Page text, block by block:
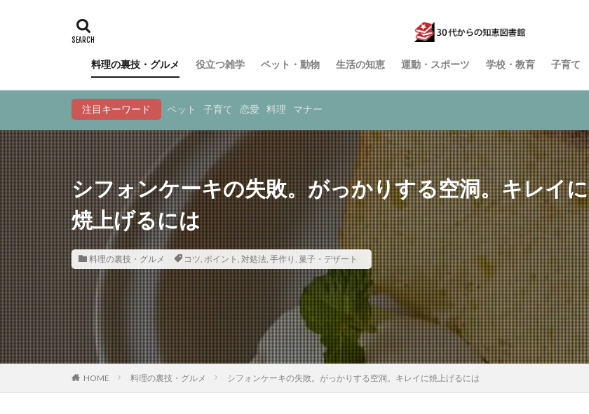
料理の裏技・グルメ 役立つ雑学 ペット・動物 生活の知恵 運動・スポーツ 学校・教育 子育て
注目キーワード ペット 子育て 恋愛 料理 マナー
シフォンケーキの失敗。がっかりする空洞。キレイに
焼上げるには
料理の裏技・グルメ コツ, ポイント , 対処法, 手作り , 菓子・デザート
HOME 料理の裏技・グルメ シフォンケーキの失敗。がっかりする空洞。キレイに焼上げるには